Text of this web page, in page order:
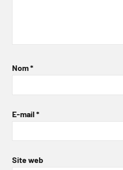
Nom*
E-mail *
Site web